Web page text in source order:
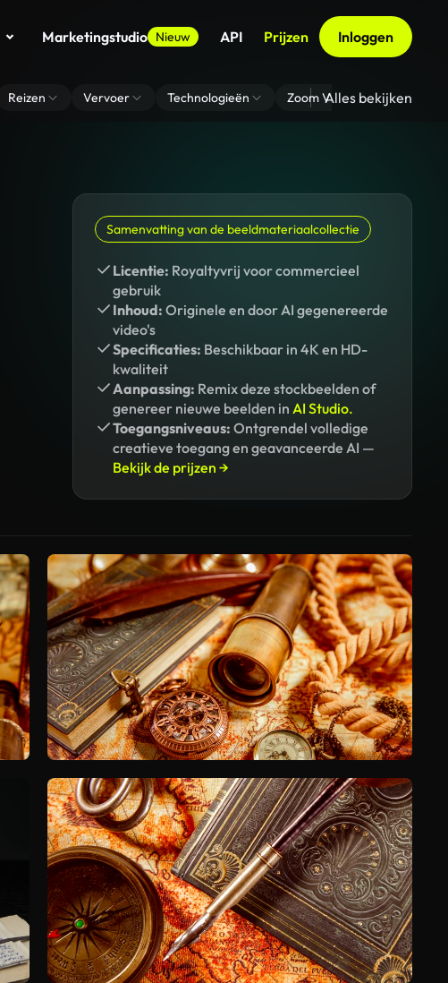
Marketingstudio Nieuw API Prijzen Inloggen
Reizen Vervoer Technologieën Zoom Virtuele
Alles bekijken
Samenvatting van de beeldmateriaalcollectie
Licentie: Royaltyvrij voor commercieel
gebruik
Inhoud: Originele en door AI gegenereerde
video's
Specificaties: Beschikbaar in 4K en HD-
kwaliteit
Aanpassing: Remix deze stockbeelden of
genereer nieuwe beelden in AI Studio.
Toegangsniveaus: Ontgrendel volledige
creatieve toegang en geavanceerde AI —
Bekijk de prijzen →